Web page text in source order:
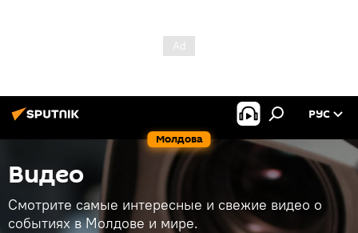
Молдова
РУС
Видео
Смотрите самые интересные и свежие видео о
событиях в Молдове и мире.